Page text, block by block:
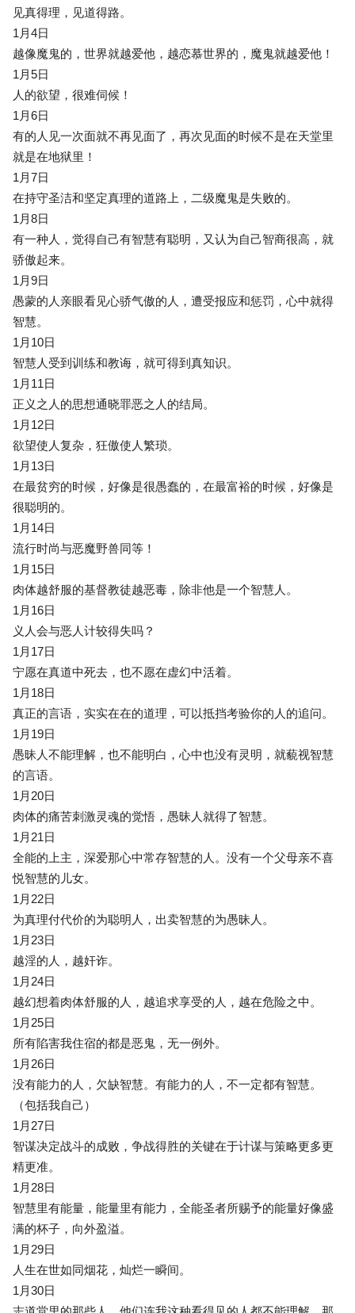
见真得理，见道得路。
1月4日
越像魔鬼的，世界就越爱他，越恋慕世界的，魔鬼就越爱他！
1月5日
人的欲望，很难伺候！
1月6日
有的人见一次面就不再见面了，再次见面的时候不是在天堂里
就是在地狱里！
1月7日
在持守圣洁和坚定真理的道路上，二级魔鬼是失败的。
1月8日
有一种人，觉得自己有智慧有聪明，又认为自己智商很高，就
骄傲起来。
1月9日
愚蒙的人亲眼看见心骄气傲的人，遭受报应和惩罚，心中就得
智慧。
1月10日
智慧人受到训练和教诲，就可得到真知识。
1月11日
正义之人的思想通晓罪恶之人的结局。
1月12日
欲望使人复杂，狂傲使人繁琐。
1月13日
在最贫穷的时候，好像是很愚蠢的，在最富裕的时候，好像是
很聪明的。
1月14日
流行时尚与恶魔野兽同等！
1月15日
肉体越舒服的基督教徒越恶毒，除非他是一个智慧人。
1月16日
义人会与恶人计较得失吗？
1月17日
宁愿在真道中死去，也不愿在虚幻中活着。
1月18日
真正的言语，实实在在的道理，可以抵挡考验你的人的追问。
1月19日
愚昧人不能理解，也不能明白，心中也没有灵明，就藐视智慧
的言语。
1月20日
肉体的痛苦刺激灵魂的觉悟，愚昧人就得了智慧。
1月21日
全能的上主，深爱那心中常存智慧的人。没有一个父母亲不喜
悦智慧的儿女。
1月22日
为真理付代价的为聪明人，出卖智慧的为愚昧人。
1月23日
越淫的人，越奸诈。
1月24日
越幻想着肉体舒服的人，越追求享受的人，越在危险之中。
1月25日
所有陷害我住宿的都是恶鬼，无一例外。
1月26日
没有能力的人，欠缺智慧。有能力的人，不一定都有智慧。
（包括我自己）
1月27日
智谋决定战斗的成败，争战得胜的关键在于计谋与策略更多更
精更准。
1月28日
智慧里有能量，能量里有能力，全能圣者所赐予的能量好像盛
满的杯子，向外盈溢。
1月29日
人生在世如同烟花，灿烂一瞬间。
1月30日